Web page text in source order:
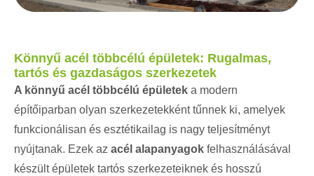
Könnyű acél többcélú épületek: Rugalmas,
tartós és gazdaságos szerkezetek
A könnyű acél többcélú épületek a modern
építőiparban olyan szerkezetekként tűnnek ki, amelyek
funkcionálisan és esztétikailag is nagy teljesítményt
nyújtanak. Ezek az acél alapanyagok felhasználásával
készült épületek tartós szerkezeteiknek és hosszú